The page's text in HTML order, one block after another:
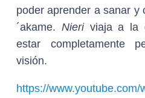
poder aprender a sanar y
´akame. Nieriviaja a la
estar completamente
visión.
https://www.youtube.com/